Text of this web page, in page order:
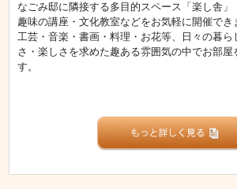
なごみ邸に隣接する多目的スペース「楽し舎」
趣味の講座・文化教室などをお気軽に開催でき
工芸・音楽・書画・料理・お花等、日々の暮ら
さ・楽しさを求めた趣ある雰囲気の中でお部屋
す。